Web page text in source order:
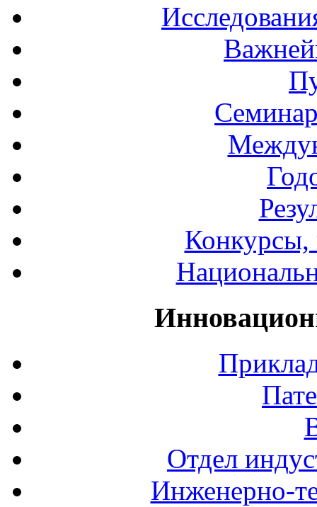
Конкурсы,
Отдел
Инженерно-